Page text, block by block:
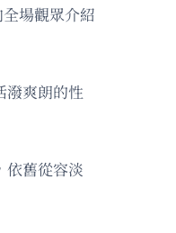
場觀眾介紹
潑爽朗的性
依舊從容淡